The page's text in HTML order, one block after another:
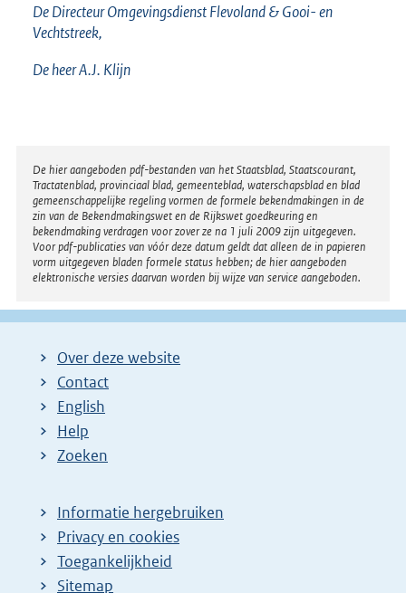
De Directeur Omgevingsdienst Flevoland & Gooi- en
Vechtstreek,
De heer A.J. Klijn
Disclaimer
De hier aangeboden pdf-bestanden van het Staatsblad, Staatscourant,
Tractatenblad, provinciaal blad, gemeenteblad, waterschapsblad en blad
gemeenschappelijke regeling vormen de formele bekendmakingen in de
zin van de Bekendmakingswet en de Rijkswet goedkeuring en
bekendmaking verdragen voor zover ze na 1 juli 2009 zijn uitgegeven.
Voor pdf-publicaties van vóór deze datum geldt dat alleen de in papieren
vorm uitgegeven bladen formele status hebben; de hier aangeboden
elektronische versies daarvan worden bij wijze van service aangeboden.
Over deze website
Contact
English
Help
Zoeken
Informatie hergebruiken
Privacy en cookies
Toegankelijkheid
Sitemap